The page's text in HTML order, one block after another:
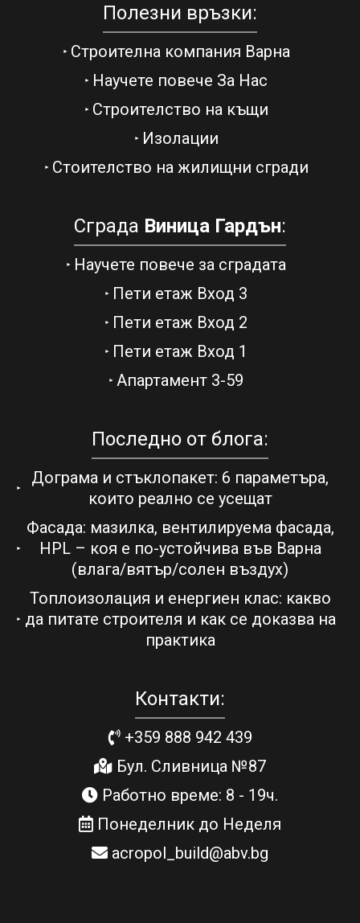
Полезни връзки:
Строителна компания Варна
Научете повече За Нас
Строителство на къщи
Изолации
Стоителство на жилищни сгради
Сграда Виница Гардън:
Научете повече за сградата
Пети етаж Вход 3
Пети етаж Вход 2
Пети етаж Вход 1
Апартамент 3-59
Последно от блога:
Дограма и стъклопакет: 6 параметъра,
които реално се усещат
Фасада: мазилка, вентилируема фасада,
HPL – коя е по-устойчива във Варна
(влага/вятър/солен въздух)
Топлоизолация и енергиен клас: какво
да питате строителя и как се доказва на
практика
Контакти:
+359 888 942 439
Бул. Сливница №87
Работно време: 8 - 19ч.
Понеделник до Неделя
acropol_build@abv.bg